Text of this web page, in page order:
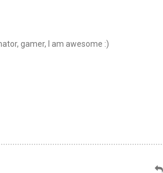
gamer, I am awesome :)